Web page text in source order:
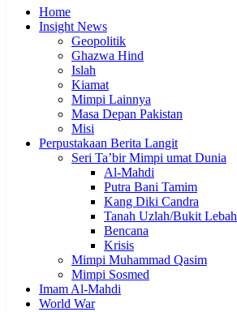
Home
Insight News
Geopolitik
Ghazwa Hind
Islah
Kiamat
Mimpi Lainnya
Masa Depan Pakistan
Misi
Perpustakaan Berita Langit
Seri Ta’bir Mimpi umat Dunia
Al-Mahdi
Putra Bani Tamim
Kang Diki Candra
Tanah Uzlah/Bukit Lebah
Bencana
Krisis
Mimpi Muhammad Qasim
Mimpi Sosmed
Imam Al-Mahdi
World War